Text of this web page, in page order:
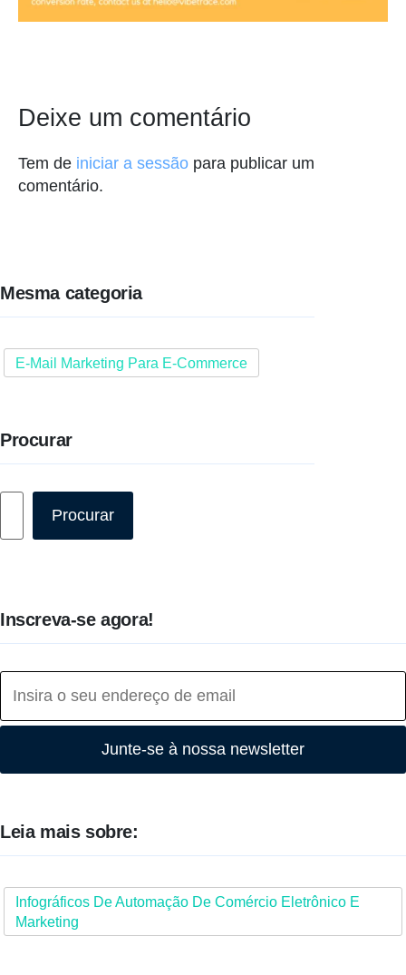
Deixe um comentário
Tem de iniciar a sessão para publicar um
comentário.
Mesma categoria
E-Mail Marketing Para E-Commerce
Procurar
Procurar
Inscreva-se agora!
Junte-se à nossa newsletter
Leia mais sobre:
Infográficos De Automação De Comércio Eletrônico E
Marketing